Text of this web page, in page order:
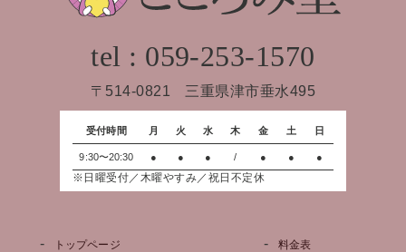
tel : 059-253-1570
〒514-0821 三重県津市垂水495
受付時間 月 火 水 木 金 土 日
9:30〜20:30 ● ● ● / ● ● ●
※日曜受付／木曜やすみ／祝日不定休
トップページ 料金表